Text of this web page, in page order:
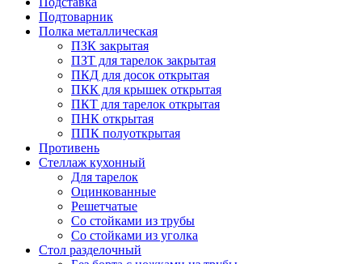
Подтоварник
Полка металлическая
ПЗК закрытая
ПЗТ для тарелок закрытая
ПКД для досок открытая
ПКК для крышек открытая
ПКТ для тарелок открытая
ПНК открытая
ППК полуоткрытая
Противень
Стеллаж кухонный
Для тарелок
Оцинкованные
Решетчатые
Со стойками из трубы
Со стойками из уголка
Стол разделочный